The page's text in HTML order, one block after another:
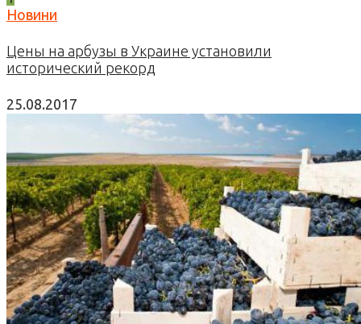
Новини
Цены на арбузы в Украине установили
исторический рекорд
25.08.2017